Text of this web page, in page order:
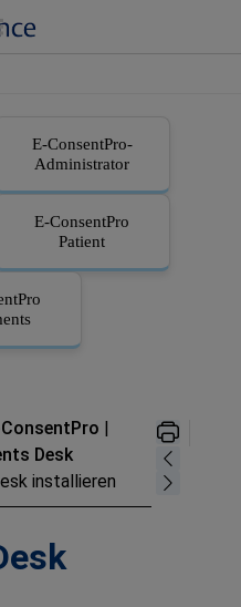
springen
E-ConsentPro-
Administrator
E-ConsentPro
Patient
|
Desk
installieren